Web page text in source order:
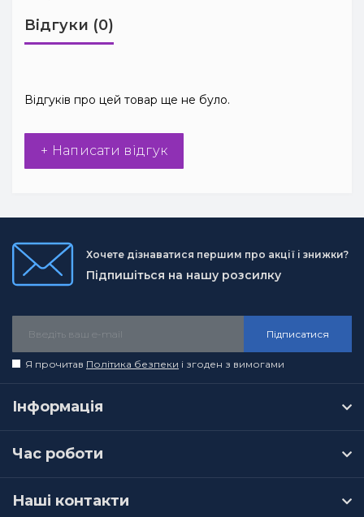
Відгуки (0)
Відгуків про цей товар ще не було.
+ Написати відгук
Хочете дізнаватися першим про акції і знижки?
Підпишіться на нашу розсилку
Підписатися
Я прочитав Політика безпеки і згоден з вимогами
Інформація
Час роботи
Наші контакти